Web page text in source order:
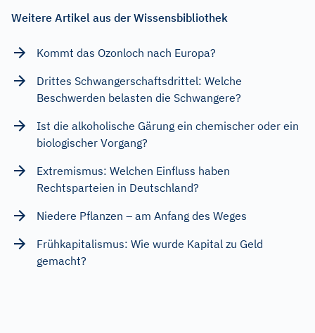
Weitere Artikel aus der Wissensbibliothek
Kommt das Ozonloch nach Europa?
Drittes Schwangerschaftsdrittel: Welche
Beschwerden belasten die Schwangere?
Ist die alkoholische Gärung ein chemischer oder ein
biologischer Vorgang?
Extremismus: Welchen Einfluss haben
Rechtsparteien in Deutschland?
Niedere Pflanzen – am Anfang des Weges
Frühkapitalismus: Wie wurde Kapital zu Geld
gemacht?